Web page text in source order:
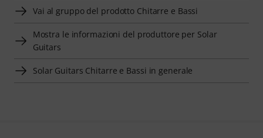
Vai al gruppo del prodotto Chitarre e Bassi
Mostra le informazioni del produttore per Solar
Guitars
Solar Guitars Chitarre e Bassi in generale